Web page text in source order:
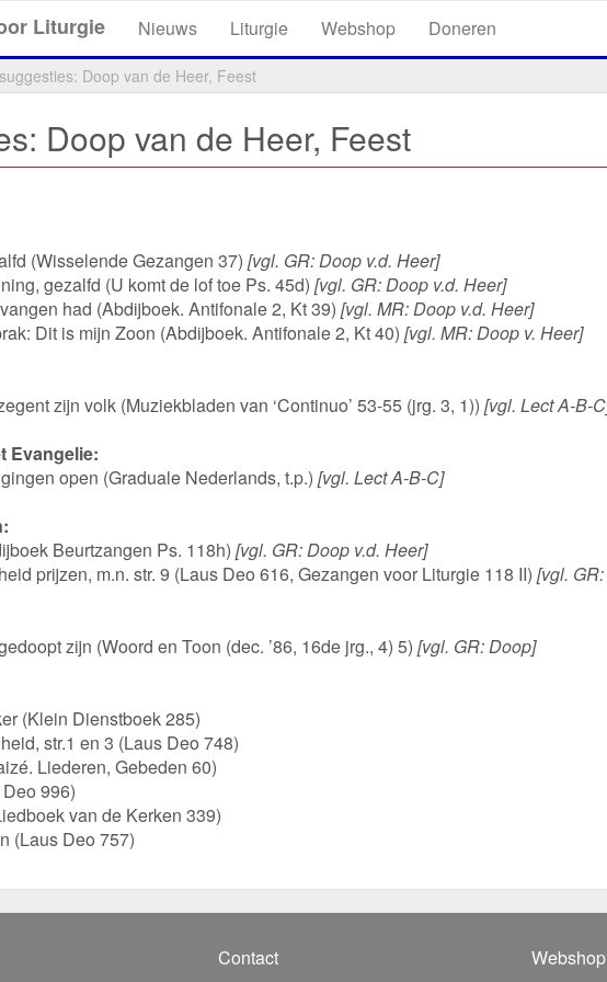
Liturgie Nieuws Liturgie Webshop Doneren
Doop van de Heer, Feest
Doop van de Heer, Feest
(Wisselende Gezangen 37) [vgl. GR: Doop v.d. Heer]
gezalfd (U komt de lof toe Ps. 45d) [vgl. GR: Doop v.d. Heer]
had (Abdijboek. Antifonale 2, Kt 39) [vgl. MR: Doop v.d. Heer]
Dit is mijn Zoon (Abdijboek. Antifonale 2, Kt 40) [vgl. MR: Doop v. Heer]
zijn volk (Muziekbladen van ‘Continuo’ 53-55 (jrg. 3, 1)) [vgl. Lect A-B-
Evangelie:
open (Graduale Nederlands, t.p.) [vgl. Lect A-B-C]
Beurtzangen Ps. 118h) [vgl. GR: Doop v.d. Heer]
prijzen, m.n. str. 9 (Laus Deo 616, Gezangen voor Liturgie 118 II) [vgl.
zijn (Woord en Toon (dec. ’86, 16de jrg., 4) 5) [vgl. GR: Doop]
(Klein Dienstboek 285)
str.1 en 3 (Laus Deo 748)
Liederen, Gebeden 60)
996)
van de Kerken 339)
(Laus Deo 757)
Contact Webshop